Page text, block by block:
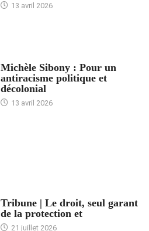
13 avril 2026
Michèle Sibony : Pour un
antiracisme politique et
décolonial
13 avril 2026
Tribune | Le droit, seul garant
de la protection et
21 juillet 2026